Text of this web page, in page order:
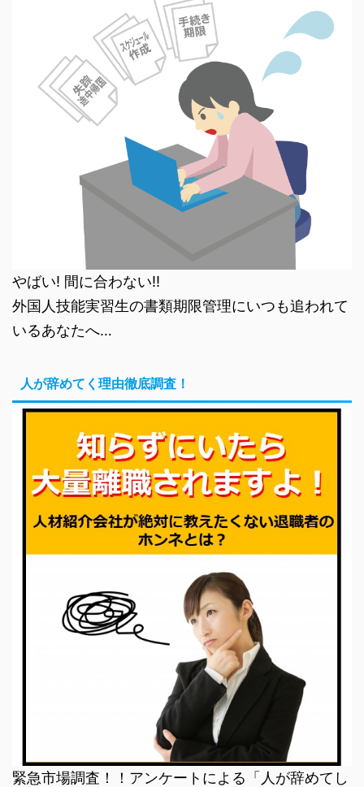
やばい! 間に合わない!!
外国人技能実習生の書類期限管理にいつも追われて
いるあなたへ…
人が辞めてく理由徹底調査！
緊急市場調査！！アンケートによる「人が辞めてし